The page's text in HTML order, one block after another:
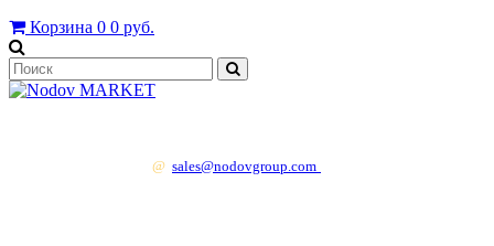
Корзина 0 0 руб.
@ sales@nodovgroup.com